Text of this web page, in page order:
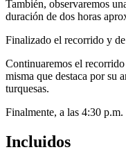
También, observaremos
duración de dos horas
Finalizado el recorrido y
Continuaremos el
misma que destaca por su
turquesas.
Finalmente, a las 4:30
Incluidos